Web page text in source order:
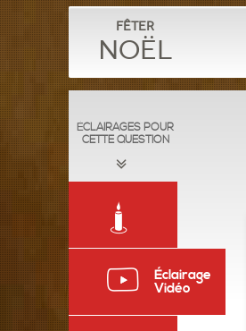
Fêter
Noël
ÉCLAIRAGES POUR
CETTE QUESTION
Éclairage
Vidéo